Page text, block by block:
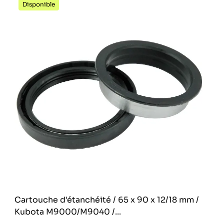
Disponible
Cartouche d'étanchéité / 65 x 90 x 12/18 mm /
Kubota M9000/M9040 /...